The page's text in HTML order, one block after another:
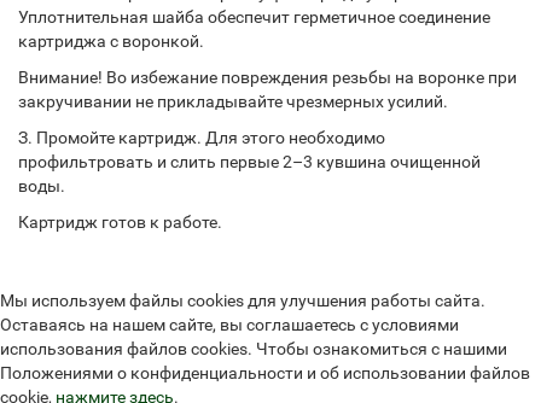
Уплотнительная шайба обеспечит герметичное соединение
картриджа с воронкой.
Внимание! Во избежание повреждения резьбы на воронке при
закручивании не прикладывайте чрезмерных усилий.
З. Промойте картридж. Для этого необходимо
профильтровать и слить первые 2–3 кувшина очищенной
воды.
Картридж готов к работе.
Мы используем файлы cookies для улучшения работы сайта.
Оставаясь на нашем сайте, вы соглашаетесь с условиями
использования файлов cookies. Чтобы ознакомиться с нашими
Положениями о конфиденциальности и об использовании файлов
cookie, нажмите здесь.